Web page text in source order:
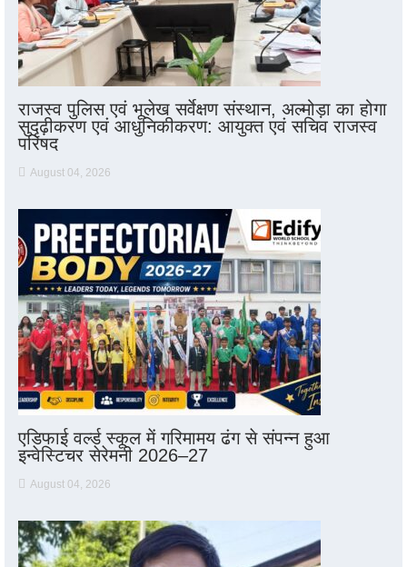
राजस्व पुलिस एवं भूलेख सर्वेक्षण संस्थान, अल्मोड़ा का होगा
सुदृढ़ीकरण एवं आधुनिकीकरण: आयुक्त एवं सचिव राजस्व
परिषद
August 04, 2026
एडिफाई वर्ल्ड स्कूल में गरिमामय ढंग से संपन्न हुआ
इन्वेस्टिचर सेरेमनी 2026–27
August 04, 2026